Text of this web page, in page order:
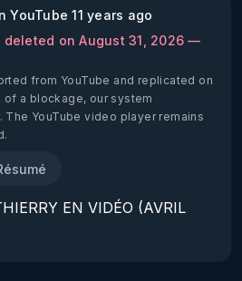
YouTube 11 years ago
deleted on August 31, 2026 —
from YouTube and replicated on
of a blockage, our system
The YouTube video player remains
EN VIDÉO (AVRIL